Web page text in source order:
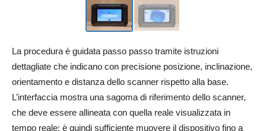
La procedura è guidata passo passo tramite istruzioni
dettagliate che indicano con precisione posizione, inclinazione,
orientamento e distanza dello scanner rispetto alla base.
L’interfaccia mostra una sagoma di riferimento dello scanner,
che deve essere allineata con quella reale visualizzata in
tempo reale: è quindi sufficiente muovere il dispositivo fino a